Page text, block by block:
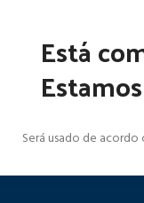
Está
Será usado de acordo